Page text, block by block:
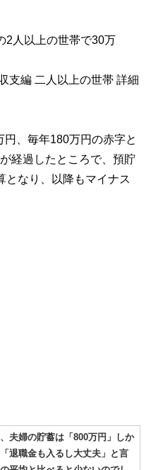
2人以上の世帯で30万
支編 二人以上の世帯 詳細
円、毎年180万円の赤字と
経過したところで、預貯
となり、以降もマイナス
夫婦の貯蓄は「800万円」しか
退職金も入るし大丈夫」と言